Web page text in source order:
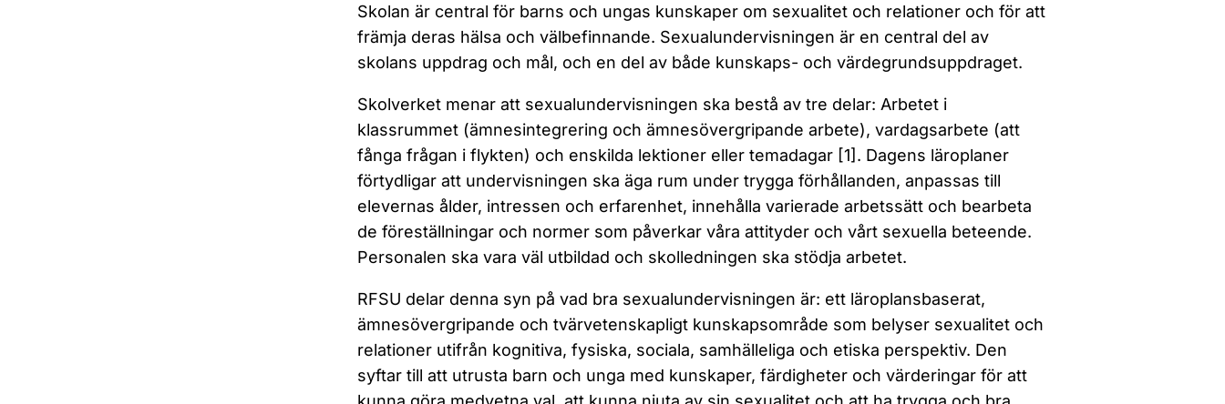
Skolan är central för barns och ungas kunskaper om sexualitet och relationer och för att
främja deras hälsa och välbefinnande. Sexualundervisningen är en central del av
skolans uppdrag och mål, och en del av både kunskaps- och värdegrundsuppdraget.
Skolverket menar att sexualundervisningen ska bestå av tre delar: Arbetet i
klassrummet (ämnesintegrering och ämnesövergripande arbete), vardagsarbete (att
fånga frågan i flykten) och enskilda lektioner eller temadagar [1]. Dagens läroplaner
förtydligar att undervisningen ska äga rum under trygga förhållanden, anpassas till
elevernas ålder, intressen och erfarenhet, innehålla varierade arbetssätt och bearbeta
de föreställningar och normer som påverkar våra attityder och vårt sexuella beteende.
Personalen ska vara väl utbildad och skolledningen ska stödja arbetet.
RFSU delar denna syn på vad bra sexualundervisningen är: ett läroplansbaserat,
ämnesövergripande och tvärvetenskapligt kunskapsområde som belyser sexualitet och
relationer utifrån kognitiva, fysiska, sociala, samhälleliga och etiska perspektiv. Den
syftar till att utrusta barn och unga med kunskaper, färdigheter och värderingar för att